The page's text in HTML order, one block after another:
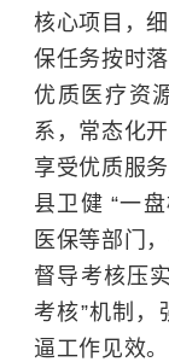
核心项目，
保任务按时
优质医疗资
系，常态化
享受优质服
县卫健 “一
医保等部门
督导考核压
考核”机制，
逼工作见效